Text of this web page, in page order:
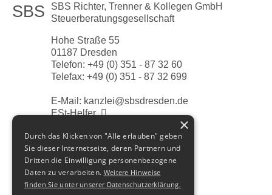
SBS
SBS Richter, Trenner & Kollegen GmbH
Steuerberatungsgesellschaft
Hohe Straße 55
01187 Dresden
Telefon: +49 (0) 351 - 87 32 60
Telefax: +49 (0) 351 - 87 32 699
E-Mail: kanzlei@sbsdresden.de
ESt-Helfer
Impressum
Datenschutz
Cookie-Einstellungen
×
Durch das Klicken von "Alle erlauben" geben
Sie dieser Internetseite, deren Partnern und
Dritten die Einwilligung personenbezogene
Daten zu verarbeiten. Weitere Hinweise
finden Sie unter unserer Datenschutzerklärung.